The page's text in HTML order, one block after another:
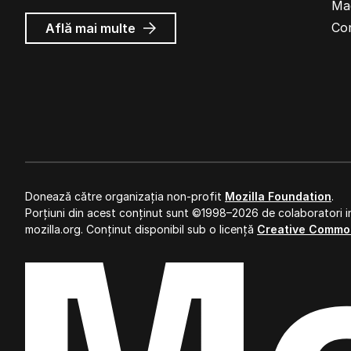
Află mai multe despre
Reclame
Donează către organizația non-profit Mozilla Foundation.
Porțiuni din acest conținut sunt ©1998–2026 de colaboratori
mozilla.org. Conținut disponibil sub o licență Creative